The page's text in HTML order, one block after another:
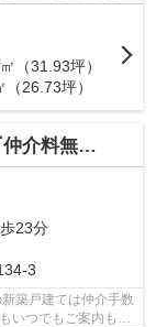
（31.93坪）
26.73坪）
新築戸建て
23分
3
築戸建ては仲介手数
いつでもご案内もさ